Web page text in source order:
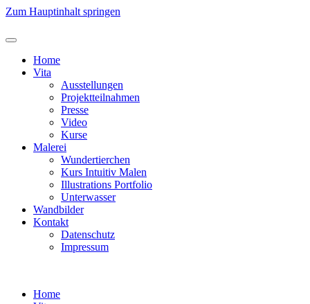
Zum Hauptinhalt springen
Home
Vita
Ausstellungen
Projektteilnahmen
Presse
Video
Kurse
Malerei
Wundertierchen
Kurs Intuitiv Malen
Illustrations Portfolio
Unterwasser
Wandbilder
Kontakt
Datenschutz
Impressum
Home